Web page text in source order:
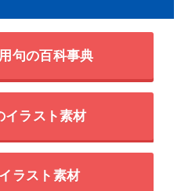
句の百科事典
イラスト素材
ラスト素材